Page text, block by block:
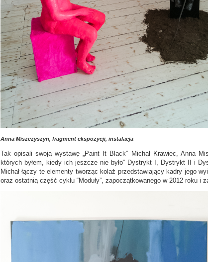
Anna Miszczyszyn, fragment ekspozycji, instalacja
Tak opisali swoją wystawę „Paint It Black” Michał Krawiec, Anna
których byłem, kiedy ich jeszcze nie było” Dystrykt I, Dystrykt II i
Michał łączy te elementy tworząc kolaż przedstawiający kadry jego
oraz ostatnią część cyklu “Moduły”, zapoczątkowanego w 2012 roku i